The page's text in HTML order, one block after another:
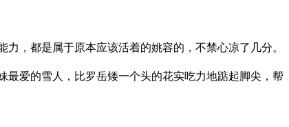
，都是属于原本应该活着的姚容的，不禁心凉了几分。
爱的雪人，比罗岳矮一个头的花实吃力地踮起脚尖，帮